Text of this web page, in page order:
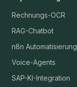
Rechnungs-OCR
RAG-Chatbot
n8n Automatisierung
Voice-Agents
SAP-KI-Integration